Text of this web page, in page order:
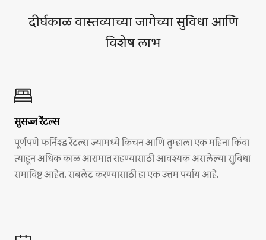
दीर्घकाळ वास्तव्याच्या जागेच्या सुविधा आणि
विशेष लाभ
सुसज्ज रेंटल्स
पूर्णपणे फर्निश्ड रेंटल्स ज्यामध्ये किचन आणि तुम्हाला एक महिना किंवा
त्याहून अधिक काळ आरामात राहण्यासाठी आवश्यक असलेल्या सुविधा
समाविष्ट आहेत. सबलेट करण्यासाठी हा एक उत्तम पर्याय आहे.